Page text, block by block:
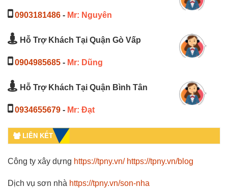
0903181486 - Mr: Nguyên
Hỗ Trợ Khách Tại Quận Gò Vấp
0904985685 - Mr: Dũng
Hỗ Trợ Khách Tại Quận Bình Tân
0934655679 - Mr: Đạt
LIÊN KẾT
Công ty xây dựng https://tpny.vn/ https://tpny.vn/blog
Dịch vụ sơn nhà https://tpny.vn/son-nha